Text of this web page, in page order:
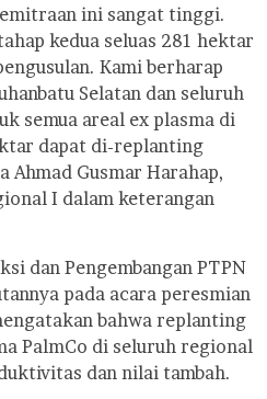
ini sangat tinggi.
kedua seluas 281 hektar
Kami berharap
Selatan dan seluruh
semua areal ex plasma di
dapat di-replanting
Ahmad Gusmar Harahap,
I dalam keterangan
dan Pengembangan PTPN
pada acara peresmian
bahwa replanting
PalmCo di seluruh regional
dan nilai tambah.